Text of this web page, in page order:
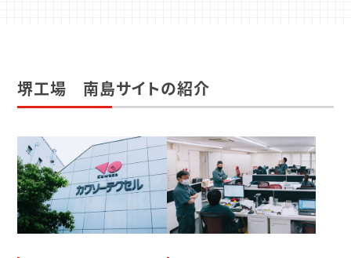
堺工場 南島サイトの紹介